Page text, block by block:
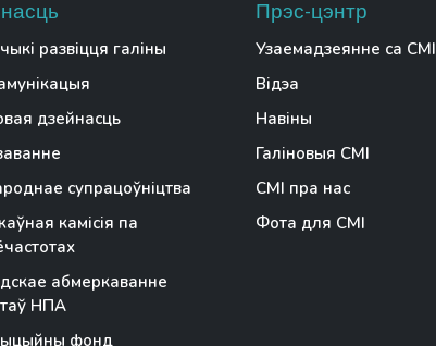
развіцця галіны
дзейнасць
супрацоўніцтва
камісія па
абмеркаванне
НПА
фонд
Прэс-цэнтр
Узаемадзеянне са СМІ
Відэа
Навіны
Галіновыя СМІ
СМІ пра нас
Фота для СМІ